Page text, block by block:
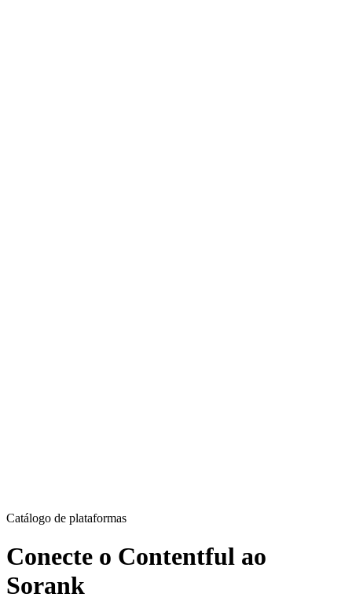
Catálogo de plataformas
Conecte o Contentful ao
Sorank